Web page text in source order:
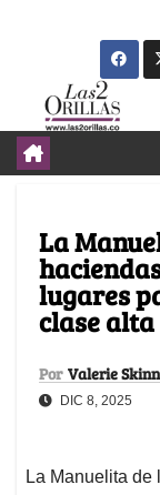
La
lugares
clase alta
Por Valerie
DIC 8, 2025
La Manuelita